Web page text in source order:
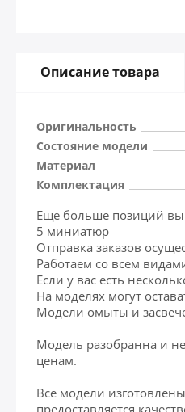
Описание товара
Оригинальность
Состояние модели
Материал
Комплектация
Ещё больше позиций вы
5 миниатюр
Отправка заказов
Работаем со всем
Если у вас есть
На моделях могут
Модели омыты и
Модель разобранна и
ценам.
Все модели
предоставляется